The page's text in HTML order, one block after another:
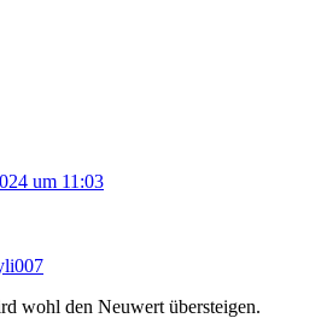
um 11:03
wohl den Neuwert übersteigen.